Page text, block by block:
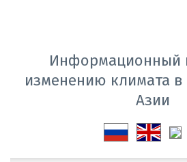
Информационный
изменению климата
Азии